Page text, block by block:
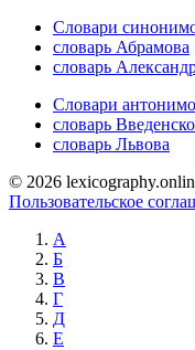
Словари
словарь Абрамова
словарь
Словари
словарь
словарь Львова
© 2026
Пользовательское
А
Б
В
Г
Д
Е